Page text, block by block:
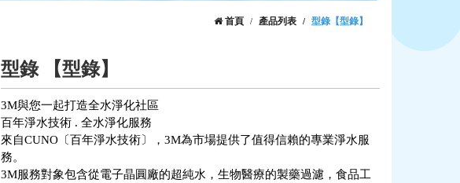
首頁 產品列表 型錄【型錄】
型錄 【型錄】
3M與您一起打造全水淨化社區
百年淨水技術 . 全水淨化服務
來自CUNO〔百年淨水技術〕，3M為市場提供了值得信賴的專業淨水服
務。
3M服務對象包含從電子晶圓廠的超純水，生物醫療的製藥過濾，食品工